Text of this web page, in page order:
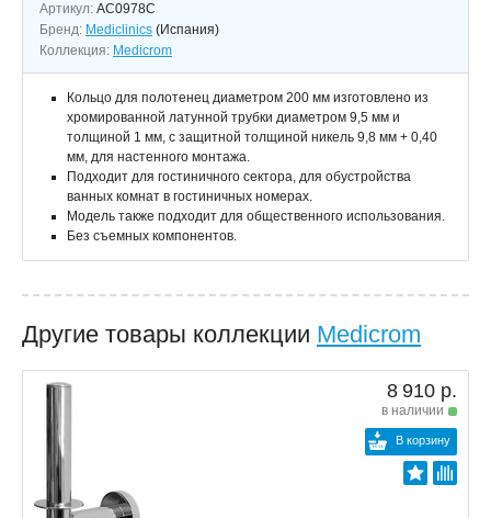
Артикул: AC0978C
Бренд: Mediclinics (Испания)
Коллекция: Medicrom
Кольцо для полотенец диаметром 200 мм изготовлено из
хромированной латунной трубки диаметром 9,5 мм и
толщиной 1 мм, с защитной толщиной никель 9,8 мм + 0,40
мм, для настенного монтажа.
Подходит для гостиничного сектора, для обустройства
ванных комнат в гостиничных номерах.
Модель также подходит для общественного использования.
Без съемных компонентов.
Другие товары коллекции Medicrom
8 910 р.
в наличии
В корзину